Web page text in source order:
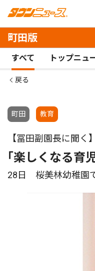
町田版
すべて トップニュ
戻る
町田 教育
【冨田副園長に聞く】
｢楽しくなる育
28日 桜美林幼稚園